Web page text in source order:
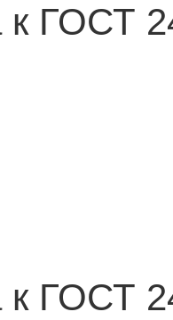
к ГОСТ
к ГОСТ